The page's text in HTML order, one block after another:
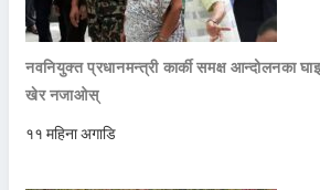
नवनियुक्त प्रधानमन्त्री कार्की समक्ष आन्दोलनका
खेर नजाओस्
११ महिना अगाडि